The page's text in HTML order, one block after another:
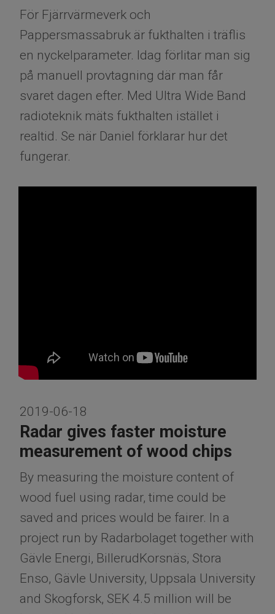
För Fjärrvärmeverk och
Pappersmassabruk är fukthalten i träflis
en nyckelparameter. Idag förlitar man sig
på manuell provtagning där man får
svaret dagen efter. Med Ultra Wide Band
radioteknik mäts fukthalten istället i
realtid. Se när Daniel förklarar hur det
fungerar.
2019-06-18
Radar gives faster moisture
measurement of wood chips
By measuring the moisture content of
wood fuel using radar, time could be
saved and prices would be fairer. In a
project run by Radarbolaget together with
Gävle Energi, BillerudKorsnäs, Stora
Enso, Gävle University, Uppsala University
and Skogforsk, SEK 4.5 million will be